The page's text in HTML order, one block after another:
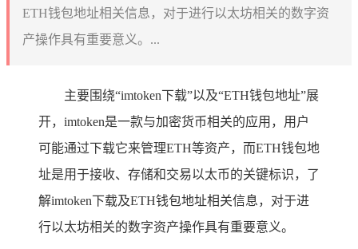
ETH钱包地址相关信息，对于进行以太坊相关的数字资
产操作具有重要意义。...
主要围绕“imtoken下载”以及“ETH钱包地址”展
开，imtoken是一款与加密货币相关的应用，用户
可能通过下载它来管理ETH等资产，而ETH钱包地
址是用于接收、存储和交易以太币的关键标识，了
解imtoken下载及ETH钱包地址相关信息，对于进
行以太坊相关的数字资产操作具有重要意义。